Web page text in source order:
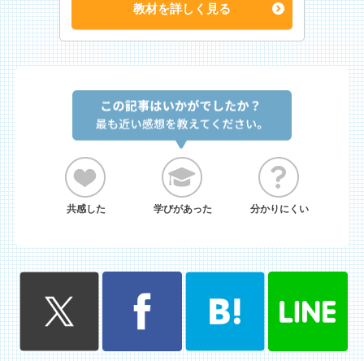
教材を詳しく見る
共感した 学びがあった 分かりにくい